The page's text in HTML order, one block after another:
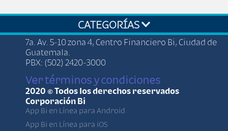
CATEGORÍAS
7a. Av. 5-10 zona 4, Centro Financiero Bi, Ciudad de
Guatemala.
PBX: (502) 2420-3000
Ver términos y condiciones
2020 © Todos los derechos reservados
Corporación Bi
App Bi en Línea para Android
App Bi en Línea para iOS